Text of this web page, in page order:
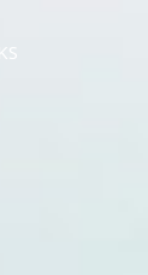
ワークス